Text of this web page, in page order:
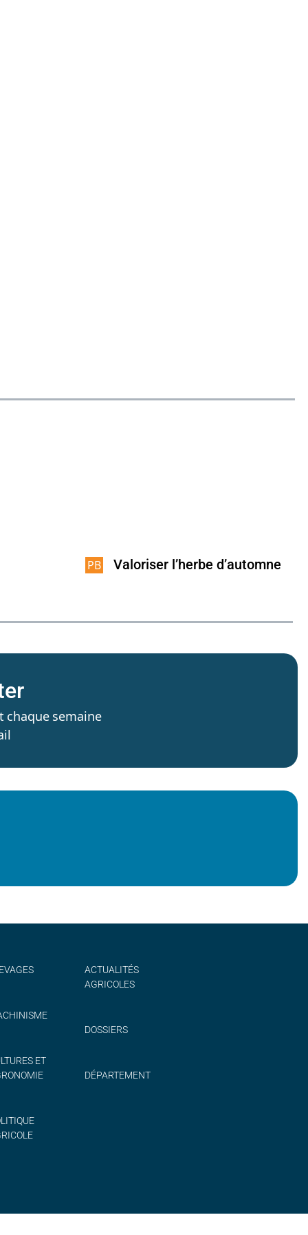
Valoriser l’herbe d’automne
chaque semaine
ET
ACTUALITÉS
AGRICOLES
DOSSIERS
DÉPARTEMENT